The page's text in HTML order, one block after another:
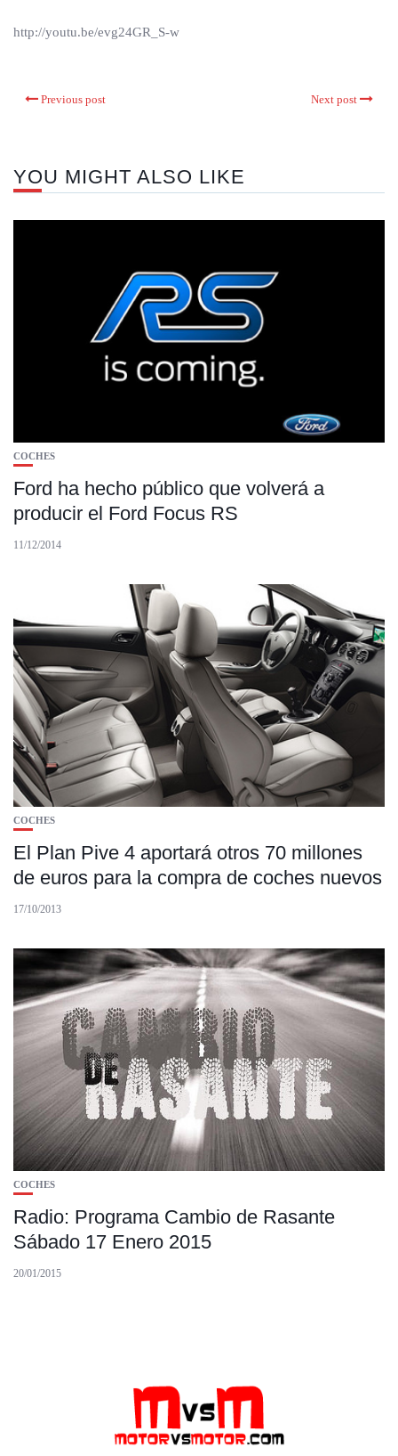
http://youtu.be/evg24GR_S-w
Previous post Next post
YOU MIGHT ALSO LIKE
COCHES
Ford ha hecho público que volverá a
producir el Ford Focus RS
11/12/2014
COCHES
El Plan Pive 4 aportará otros 70 millones
de euros para la compra de coches nuevos
17/10/2013
COCHES
Radio: Programa Cambio de Rasante
Sábado 17 Enero 2015
20/01/2015